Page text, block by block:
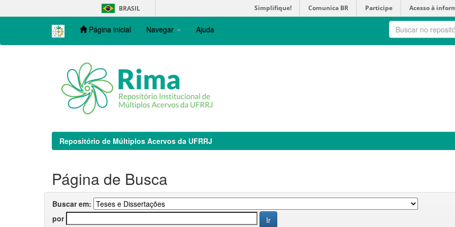
navigation
BRASIL Simplifique! Comunica BR Participe Acesso à
Página inicial Navegar Ajuda
Repositório de Múltiplos Acervos da UFRRJ
Página de Busca
Buscar em:
por